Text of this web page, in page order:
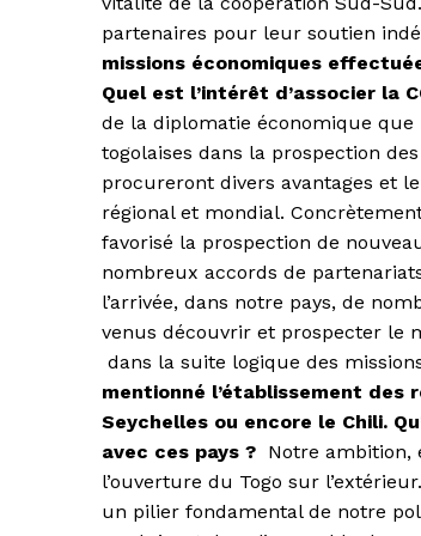
partenaires pour leur soutien
missions économiques
Quel est l’intérêt d’associer la
de la diplomatie économique que
togolaises dans la prospection
procureront divers avantages et
régional et mondial.
favorisé la prospection de
nombreux accords de
l’arrivée, dans notre pays, de
venus découvrir et prospecter le
dans la suite logique des
mentionné l’établissement des
Seychelles ou encore le Chili.
avec ces pays ? Notre ambition,
l’ouverture du Togo sur
un pilier fondamental de notre